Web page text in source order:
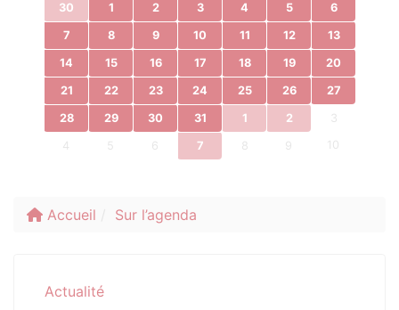
30 1 2 3 4 5 6
7 8 9 10 11 12 13
14 15 16 17 18 19 20
21 22 23 24 25 26 27
28 29 30 31 1 2 3
4 5 6 7 8 9 10
Accueil Sur l’agenda
Actualité